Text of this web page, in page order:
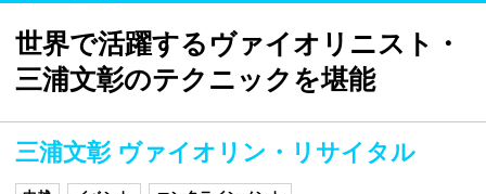
世界で活躍するヴァイオリニスト・
三浦文彰のテクニックを堪能
三浦文彰 ヴァイオリン・リサイタル